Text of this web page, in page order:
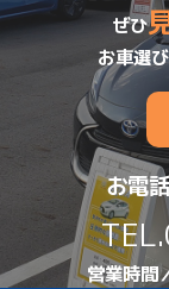
ぜひ
お車選
お電
TEL.
営業時